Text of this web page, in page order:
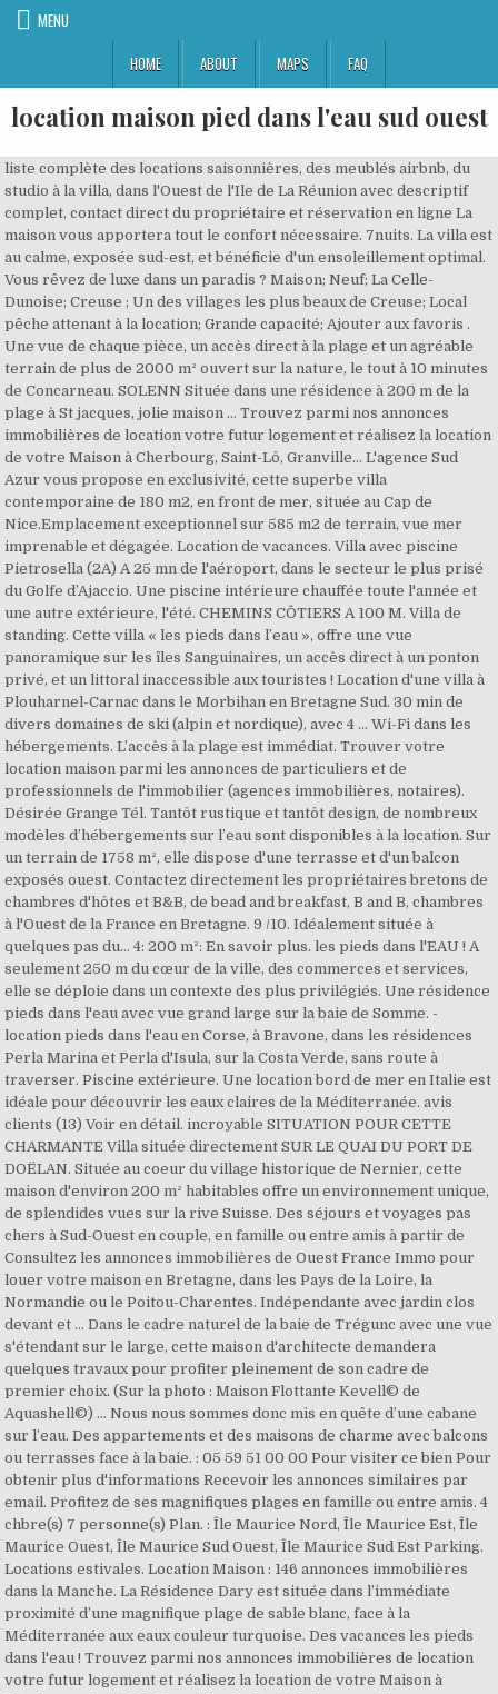
MENU
HOME
ABOUT MAPS FAQ
location maison pied dans l'eau sud ouest
liste complète des locations saisonnières, des meublés airbnb, du studio à la villa, dans l'Ouest de l'Ile de La Réunion avec descriptif complet, contact direct du propriétaire et réservation en ligne La maison vous apportera tout le confort nécessaire. 7nuits. La villa est au calme, exposée sud-est, et bénéficie d'un ensoleillement optimal. Vous rêvez de luxe dans un paradis ? Maison; Neuf; La Celle-Dunoise; Creuse ; Un des villages les plus beaux de Creuse; Local pêche attenant à la location; Grande capacité; Ajouter aux favoris . Une vue de chaque pièce, un accès direct à la plage et un agréable terrain de plus de 2000 m² ouvert sur la nature, le tout à 10 minutes de Concarneau. SOLENN Située dans une résidence à 200 m de la plage à St jacques, jolie maison … Trouvez parmi nos annonces immobilières de location votre futur logement et réalisez la location de votre Maison à Cherbourg, Saint-Lô, Granville… L'agence Sud Azur vous propose en exclusivité, cette superbe villa contemporaine de 180 m2, en front de mer, située au Cap de Nice.Emplacement exceptionnel sur 585 m2 de terrain, vue mer imprenable et dégagée. Location de vacances. Villa avec piscine Pietrosella (2A) A 25 mn de l'aéroport, dans le secteur le plus prisé du Golfe d’Ajaccio. Une piscine intérieure chauffée toute l'année et une autre extérieure, l'été. CHEMINS CÔTIERS A 100 M. Villa de standing. Cette villa « les pieds dans l’eau », offre une vue panoramique sur les îles Sanguinaires, un accès direct à un ponton privé, et un littoral inaccessible aux touristes ! Location d'une villa à Plouharnel-Carnac dans le Morbihan en Bretagne Sud. 30 min de divers domaines de ski (alpin et nordique), avec 4 … Wi-Fi dans les hébergements. L’accès à la plage est immédiat. Trouver votre location maison parmi les annonces de particuliers et de professionnels de l'immobilier (agences immobilières, notaires). Désirée Grange Tél. Tantôt rustique et tantôt design, de nombreux modèles d’hébergements sur l’eau sont disponibles à la location. Sur un terrain de 1758 m², elle dispose d'une terrasse et d'un balcon exposés ouest. Contactez directement les propriétaires bretons de chambres d'hôtes et B&B, de bead and breakfast, B and B, chambres à l'Ouest de la France en Bretagne. 9 /10. Idéalement située à quelques pas du... 4: 200 m²: En savoir plus. les pieds dans l'EAU ! A seulement 250 m du cœur de la ville, des commerces et services, elle se déploie dans un contexte des plus privilégiés. Une résidence pieds dans l'eau avec vue grand large sur la baie de Somme. - location pieds dans l'eau en Corse, à Bravone, dans les résidences Perla Marina et Perla d'Isula, sur la Costa Verde, sans route à traverser. Piscine extérieure. Une location bord de mer en Italie est idéale pour découvrir les eaux claires de la Méditerranée. avis clients (13) Voir en détail. incroyable SITUATION POUR CETTE CHARMANTE Villa située directement SUR LE QUAI DU PORT DE DOËLAN. Située au coeur du village historique de Nernier, cette maison d'environ 200 m² habitables offre un environnement unique, de splendides vues sur la rive Suisse. Des séjours et voyages pas chers à Sud-Ouest en couple, en famille ou entre amis à partir de Consultez les annonces immobilières de Ouest France Immo pour louer votre maison en Bretagne, dans les Pays de la Loire, la Normandie ou le Poitou-Charentes. Indépendante avec jardin clos devant et … Dans le cadre naturel de la baie de Trégunc avec une vue s'étendant sur le large, cette maison d'architecte demandera quelques travaux pour profiter pleinement de son cadre de premier choix. (Sur la photo : Maison Flottante Kevell© de Aquashell©) ... Nous nous sommes donc mis en quête d’une cabane sur l’eau. Des appartements et des maisons de charme avec balcons ou terrasses face à la baie. : 05 59 51 00 00 Pour visiter ce bien Pour obtenir plus d'informations Recevoir les annonces similaires par email. Profitez de ses magnifiques plages en famille ou entre amis. 4 chbre(s) 7 personne(s) Plan. : Île Maurice Nord, Île Maurice Est, Île Maurice Ouest, Île Maurice Sud Ouest, Île Maurice Sud Est Parking. Locations estivales. Location Maison : 146 annonces immobilières dans la Manche. La Résidence Dary est située dans l’immédiate proximité d’une magnifique plage de sable blanc, face à la Méditerranée aux eaux couleur turquoise. Des vacances les pieds dans l'eau ! Trouvez parmi nos annonces immobilières de location votre futur logement et réalisez la location de votre Maison à Cherbourg, Saint-Lô, Granville… Le bruit de la mer et des vagues 'berceront' vos journées, la maison étant située 'sur la plage' (le long des dunes). Lanildut, exposé sud ouest, Bord de mer Proche de la plage du Crapaud et embarcadère de Ouessant, Vue Mer Exceptionnel emplacement pour cette maison construite face à la mer "Les pieds dans l'eau" Il n'y en a pas souvent,t alors dépêchez vous d'appeler pour un … Ordre de tri. Location maison les pieds dans l'eau en Bretagne ! À partir de : 360 € par semaine. Maison de vacances située en Bretagne nord, les pieds dans l'eau, dans une charmante station balnéaire. En matière de logement à Maurice, louer un bien immobilier demeure une option très prisée et vous trouverez ci-dessous une liste d’annonces de biens en location dans toutes les régions de l’île. Plouharnel, Morbihan, Bretagne, France Villa 4 chambres 7 personnes Location belle et grande maison PMR vue splendide et accès sur la Ria d'Etel en plein Morbihan Sud. Infos & Réservation Nous contacter SARZEAU - Maisonnette 3 pièces 4/6 personnes proche plage Réf. Villanovo vous propose la location de villa à l’île Maurice. Calme et détente assurée. Maison en Bretagne pour passer de bonnes vacances, Armor-vacances vous propose des annonces de locations de Maison à la mer ou à la campagne, pour les vacances en Bretagne, location de Maison en France en Bretagne chez l'habitant. Garantie de remboursement si Covid-19. Réservez votre location d'appartement de vacances à Sud-Ouest avec les bons plans Pierre & Vacances ! Vous êtes intéressé par la location de Maison dans la Manche (50). 260 locations . Contacter l'agence. Location les pieds dans l'eau, Gîte, Location de vacances, Chambres d'hôtes, Location de vacances de Charme & Prestige, Insolite. Piscine intérieure. Animal domestique admis. Vous serez les bienvenus dans notre maison pour passer de belles vacances "les pieds dans l'eau". 2021 - Louez auprès d'habitants à Corse-du-Sud, France à partir de 16€ par nuit. - Maison individuelle,Cabanon de pêcheurs, villa + bateau,paysage authentique, calme, accès direct à la mer ,vue mer,première ligne sur la mer,guide des hébergements dans le Sud de la France : location de vacances, campings en Corse, Languedoc Roussillon, Aquitaine, Midi Pyrenees, Rhone Alpes et Provence Cote d'Azur, Location les pieds dans l'eau Location villa ile Maurice, Villas élégantes et raffinées avec piscines et jardins privés, Maisons de charme pieds dans l’eau. 171€ /nuit; Garantie remboursement Covid-19 L'OLIVIER TROPICAL,dans le sud ouest, avec piscine couverte, sauna et jacuzzi. Effacer les filtres . Pieds dans l'eau. Gîte "Au fil de l'Eau", pour 6/14 personnes, bord de rivière en Creuse. 6 photo(s) MAISON FAMILIALE 230 M² SAINT JEAN DE LUZ. Maison - 129 € en moyenne par nuit - Ploudalmézeau - Principales caractéristiques : Cheminée, Lave-linge et sèche-linge, Enfants bienvenus, Parking, Non-fumeur, Chauffage Avec 7 chambres Capacité maximum 10 personne(s) Séjour minimum de 7 nuit(s) Réservation en ligne - Réservez 6647962 avec Abritel - HomeAway. Découvrez nos locations vacances à Sud-Ouest. Villa Pieds dans l'eau Cap de Nice. Tout cela, en relation directe avec le propriétaire, sans passer par Airbnb ! Location villa / maison 6 personnes Vue : Mer - Pieds dans l'eau Pieds dans l'eau, calme absolu et disposant d'une petite plage de sable au pied de la maison, cette charmante villa de vacances à louer en Bretagne-sud bénéficie d'un emplacement unique. Magnifique emplacement pieds dans l'eau pour cette villa de charme. 73 annonces, Location, Maisons, dans les Landes, Prix min : 300€/mois, Prix max : 1540€/mois, 1 Studio, 2 T2, 13 T3, 36 T4, 21 T5+, 3 av. Du bungalow pour 2 personnes, à la villa avec piscine pied dans l’eau pour votre groupe d'amis, en passant par des appartements familiaux avec vue sur l’océan tout confort, les meublés vous offrent la liberté de choisir. balcon, 12 av. Profitez pleinement de votre séjour les pieds dans l'eau en Italie pour peaufiner votre bronzage et pratiquer de nombreux sports nautiques. Soyez chez vous, ailleurs, avec Airbnb. 556 annonces, Location, Maisons, en Aquitaine, Prix min : 300€/mois, Prix max : 9800€/mois, 8 Studio, 42 T2, 129 T3, 203 T4, 172 T5+, 38 av. 1147 avis. France : location de villas au bord de l'eau. BARNES Côte basque. Rive sud du Golfe d'Ajaccio Location d'été à Isolella, belle villa pieds dans l'eau PIETROSELLA, Corse + Diaporama (17) Photos Résumé Présentation. LexpressProperty | Location à l'île Maurice : Villas, appartements, maisons à louer. Location Maison 3 chambres : 57 annonces immobilières dans la Manche. Nos villas, maisons et appartements à louer sont situés sur les côtes des mers Tyrrhénienne à l'ouest, Ionienne au sud et Adriatique à l'est. Depuis des villas de luxe de l’extrême sud de l’ile jusqu’aux propriétés au charme traditionnel ou bien encore des biens à l’architecture contemporaine, nous espérons vous apporter une entière satisfaction dans la recherche d’une location les pieds dans l’eau en Corse. Apparu depuis quelques années en France, ce concept de cabane flottante n’a pas tardé à se développer un peu partout sur le territoire. Maison "Le Refuge" Maison de montagne pour 8 personnes en pleine nature mais à 5 min de la ville, env. Référence : AJA-508; Exposition : Sud ouest; 6 pièces; 5 chambres; 10 couchages; 5 salles de bain; Piscine; Pieds dans l'eau; Vue mer panoramique; Climatisation; Vos contacts. Location les pieds dans l'eau, Top destinations, Location, Prom